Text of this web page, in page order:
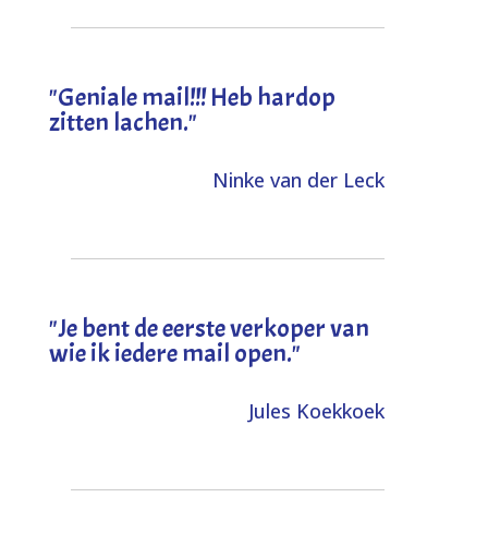
"Geniale mail!!! Heb hardop
zitten lachen."
Ninke van der Leck
"Je bent de eerste verkoper van
wie ik iedere mail open."
Jules Koekkoek